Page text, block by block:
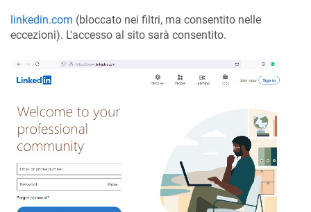
linkedin.com (bloccato nei filtri, ma consentito nelle
eccezioni). L'accesso al sito sarà consentito.